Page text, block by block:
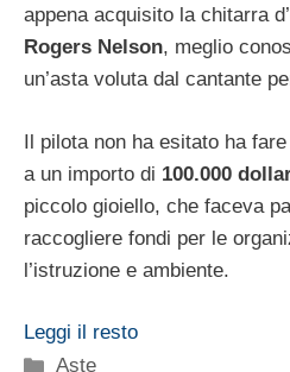
appena acquisito la chitarra
Rogers Nelson, meglio
un’asta voluta dal cantante
Il pilota non ha esitato ha
a un importo di 100.000
piccolo gioiello, che faceva
raccogliere fondi per le
l’istruzione e ambiente.
Leggi il resto
Categorie
Aste